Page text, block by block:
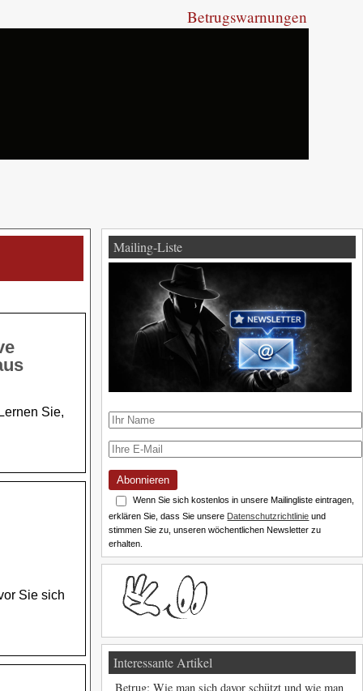
Betrugswarnungen
Sie,
Sie sich
Mailing-Liste
Abonnieren
Wenn Sie sich kostenlos in unsere Mailingliste eintragen,
erklären Sie, dass Sie unsere Datenschutzrichtlinie und
stimmen Sie zu, unseren wöchentlichen Newsletter zu
erhalten.
Interessante Artikel
Betrug: Wie man sich davor schützt und wie man